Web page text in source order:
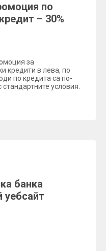
по
– 30%
за
кредити в лева, по
по кредита са по-
условия.
банка
уебсайт